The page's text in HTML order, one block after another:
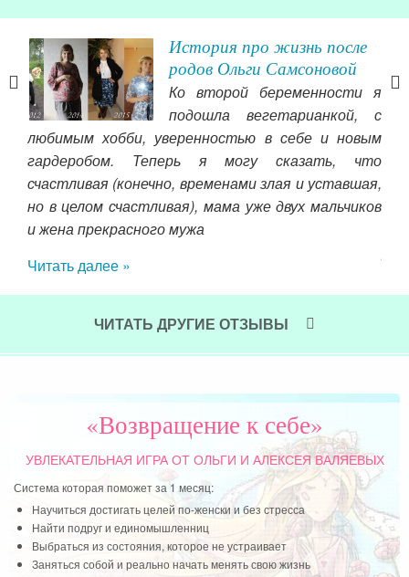
История про жизнь после
родов Ольги Самсоновой
Ко второй беременности я
подошла вегетарианкой, с
любимым хобби, уверенностью в себе и новым
гардеробом. Теперь я могу сказать, что
счастливая (конечно, временами злая и уставшая,
но в целом счастливая), мама уже двух мальчиков
и жена прекрасного мужа
Читать далее »
ЧИТАТЬ ДРУГИЕ ОТЗЫВЫ
«Возвращение к себе»
УВЛЕКАТЕЛЬНАЯ ИГРАОТ ОЛЬГИ И АЛЕКСЕЯ ВАЛЯЕВЫХ
Система которая поможет за 1 месяц:
Научиться достигать целей по-женски и без стресса
Найти подруг и единомышленниц
Выбраться из состояния, которое не устраивает
Заняться собой и реально начать менять свою жизнь